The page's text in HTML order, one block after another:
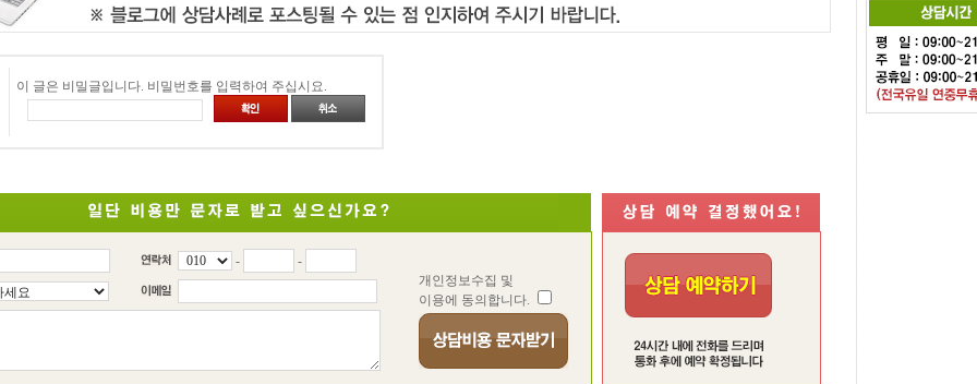
이 글은 비밀글입니다. 비밀번호를 입력하여 주십시요.
-
-
개인정보수집 및
이용에 동의합니다.